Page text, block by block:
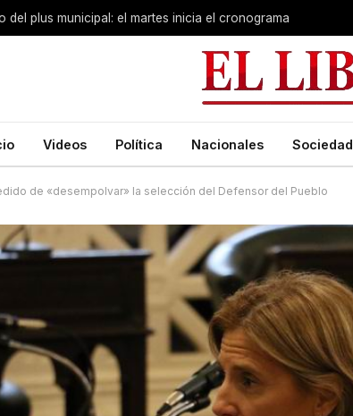
del plus municipal: el martes inicia el cronograma
Videos Política Nacionales Sociedad
de «desempolvar» la selección del Defensor del Pueblo